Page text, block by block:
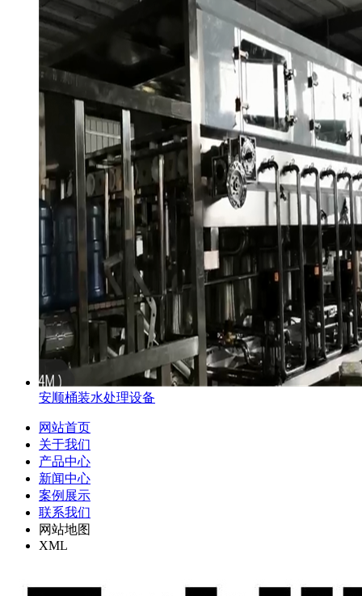
安顺桶装水处理设备
网站首页
关于我们
产品中心
新闻中心
案例展示
联系我们
网站地图
XML